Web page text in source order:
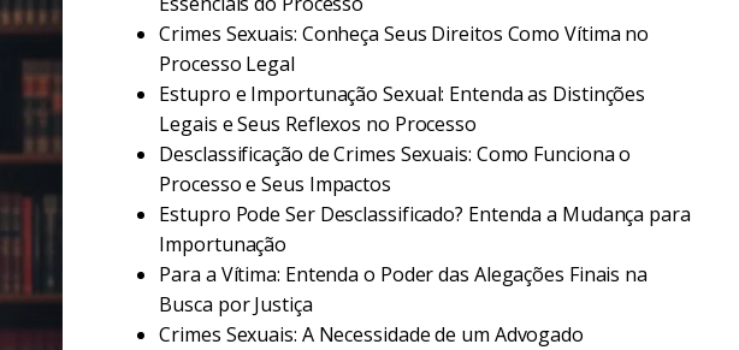
Crimes Sexuais: Conheça Seus Direitos Como Vítima no
Processo Legal
Estupro e Importunação Sexual: Entenda as Distinções
Legais e Seus Reflexos no Processo
Desclassificação de Crimes Sexuais: Como Funciona o
Processo e Seus Impactos
Estupro Pode Ser Desclassificado? Entenda a Mudança para
Importunação
Para a Vítima: Entenda o Poder das Alegações Finais na
Busca por Justiça
Crimes Sexuais: A Necessidade de um Advogado